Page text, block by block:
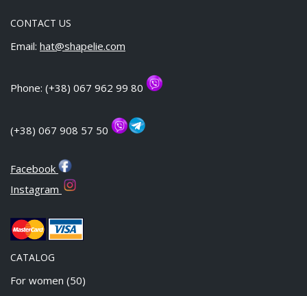
CONTACT US
Email: hat@shapelie.com
Phone: (+38) 067 962 99 80
(+38) 067 908 57 50
Facebook
Instagram
CATALOG
For women (50)